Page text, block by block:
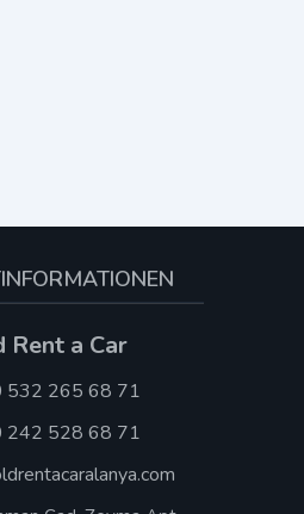
Rent a Car
532 265 68 71
242 528 68 71